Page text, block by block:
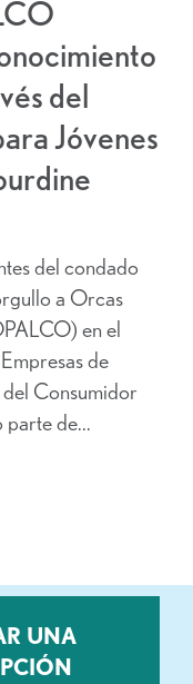
del
Jóvenes
del condado
a Orcas
en el
de
Consumidor
de...
UNA